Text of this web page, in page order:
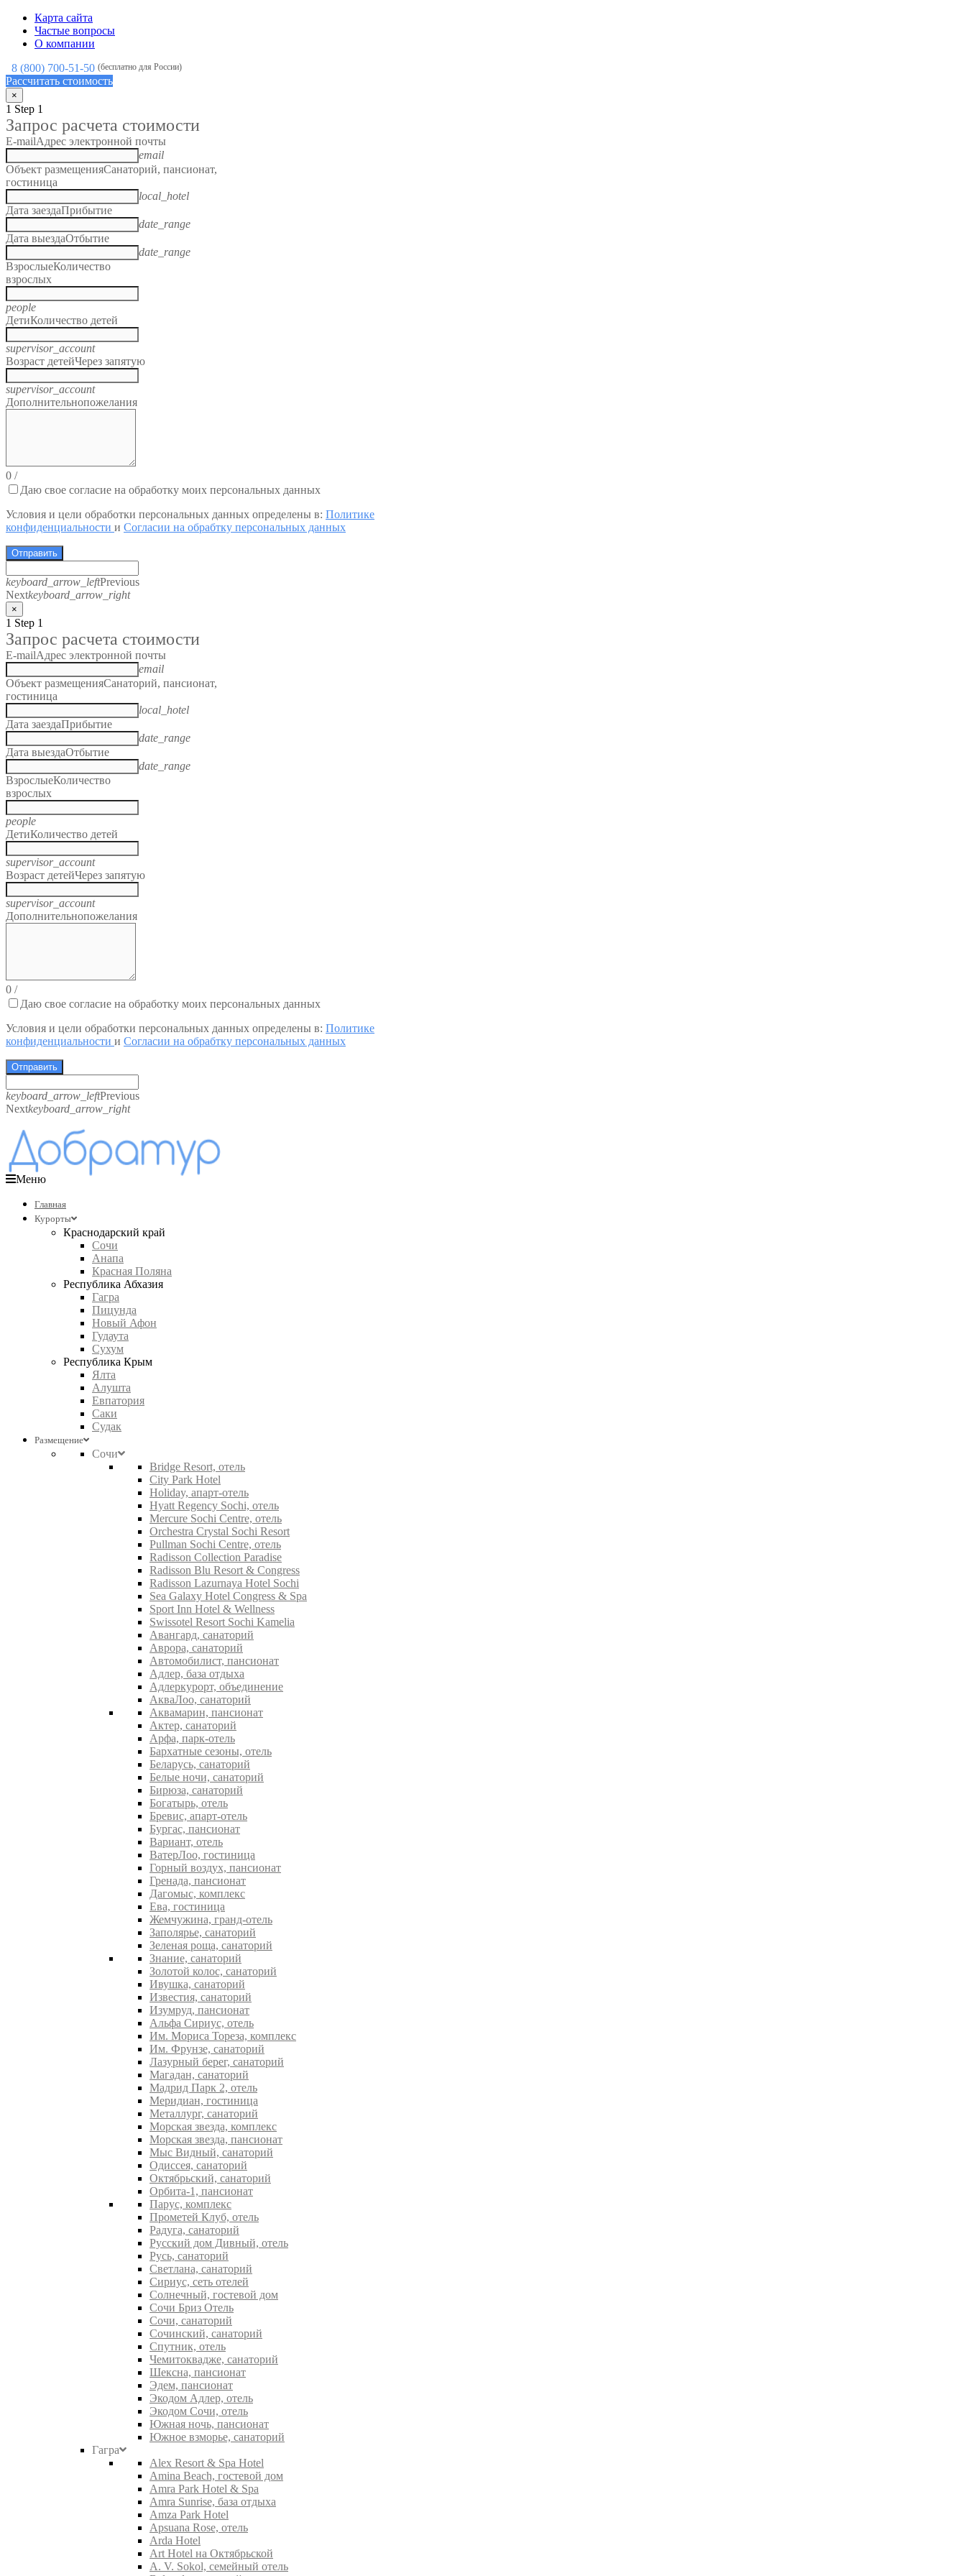
Карта сайта
Частые вопросы
О компании
8 (800) 700-51-50 (бесплатно для России)
Рассчитать стоимость
×
1 Step 1
Запрос расчета стоимости
E-mailАдрес электронной почты
email
Объект размещенияСанаторий, пансионат,
гостиница
local_hotel
Дата заездаПрибытие
date_range
Дата выездаОтбытие
date_range
ВзрослыеКоличество
взрослых
people
ДетиКоличество детей
supervisor_account
Возраст детейЧерез запятую
supervisor_account
Дополнительнопожелания
0 /
Даю свое согласие на обработку моих персональных данных
Условия и цели обработки персональных данных определены в: Политике
конфиденциальности и Согласии на обрабтку персональных данных
Отправить
keyboard_arrow_leftPrevious
Nextkeyboard_arrow_right
×
1 Step 1
Запрос расчета стоимости
E-mailАдрес электронной почты
email
Объект размещенияСанаторий, пансионат,
гостиница
local_hotel
Дата заездаПрибытие
date_range
Дата выездаОтбытие
date_range
ВзрослыеКоличество
взрослых
people
ДетиКоличество детей
supervisor_account
Возраст детейЧерез запятую
supervisor_account
Дополнительнопожелания
0 /
Даю свое согласие на обработку моих персональных данных
Условия и цели обработки персональных данных определены в: Политике
конфиденциальности и Согласии на обрабтку персональных данных
Отправить
keyboard_arrow_leftPrevious
Nextkeyboard_arrow_right
Меню
Главная
Курорты
Краснодарский край
Сочи
Анапа
Красная Поляна
Республика Абхазия
Гагра
Пицунда
Новый Афон
Гудаута
Сухум
Республика Крым
Ялта
Алушта
Евпатория
Саки
Судак
Размещение
Сочи
Bridge Resort, отель
City Park Hotel
Holiday, апарт-отель
Hyatt Regency Sochi, отель
Mercure Sochi Centre, отель
Orchestra Crystal Sochi Resort
Pullman Sochi Centre, отель
Radisson Collection Paradise
Radisson Blu Resort & Congress
Radisson Lazurnaya Hotel Sochi
Sea Galaxy Hotel Congress & Spa
Sport Inn Hotel & Wellness
Swissotel Resort Sochi Kamelia
Авангард, санаторий
Аврора, санаторий
Автомобилист, пансионат
Адлер, база отдыха
Адлеркурорт, объединение
АкваЛоо, санаторий
Аквамарин, пансионат
Актер, санаторий
Арфа, парк-отель
Бархатные сезоны, отель
Беларусь, санаторий
Белые ночи, санаторий
Бирюза, санаторий
Богатырь, отель
Бревис, апарт-отель
Бургас, пансионат
Вариант, отель
ВатерЛоо, гостиница
Горный воздух, пансионат
Гренада, пансионат
Дагомыс, комплекс
Ева, гостиница
Жемчужина, гранд-отель
Заполярье, санаторий
Зеленая роща, санаторий
Знание, санаторий
Золотой колос, санаторий
Ивушка, санаторий
Известия, санаторий
Изумруд, пансионат
Альфа Сириус, отель
Им. Мориса Тореза, комплекс
Им. Фрунзе, санаторий
Лазурный берег, санаторий
Магадан, санаторий
Мадрид Парк 2, отель
Меридиан, гостиница
Металлург, санаторий
Морская звезда, комплекс
Морская звезда, пансионат
Мыс Видный, санаторий
Одиссея, санаторий
Октябрьский, санаторий
Орбита-1, пансионат
Парус, комплекс
Прометей Клуб, отель
Радуга, санаторий
Русский дом Дивный, отель
Русь, санаторий
Светлана, санаторий
Сириус, сеть отелей
Солнечный, гостевой дом
Сочи Бриз Отель
Сочи, санаторий
Сочинский, санаторий
Спутник, отель
Чемитоквадже, санаторий
Шексна, пансионат
Эдем, пансионат
Экодом Адлер, отель
Экодом Сочи, отель
Южная ночь, пансионат
Южное взморье, санаторий
Гагра
Alex Resort & Spa Hotel
Amina Beach, гостевой дом
Amra Park Hotel & Spa
Amra Sunrise, база отдыха
Amza Park Hotel
Apsuana Rose, отель
Arda Hotel
Art Hotel на Октябрьской
A. V. Sokol, семейный отель